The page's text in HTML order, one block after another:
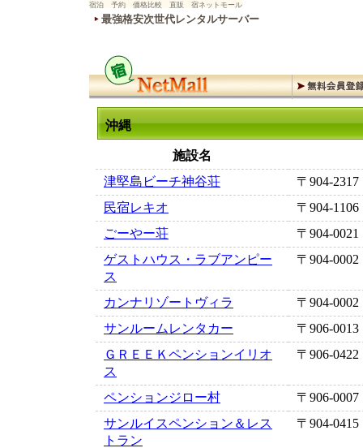
宿泊 予約 価格比較 直販 宿ネットモール
最強格安次世代レンタルサーバー
沖縄
施設名
津堅島ビーチ神谷荘
〒904-2317
民宿レキオ
〒904-1106
ごーやー荘
〒904-0021
ゲストハウス・ラブアンピー
ス
〒904-0002
カンナリゾートヴィラ
〒904-0002
サンルームレンタカー
〒906-0013
ＧＲＥＥＫペンションイリオ
ス
〒906-0422
ペンションジロー村
〒906-0007
サンルイスペンション＆レス
トラン
〒904-0415